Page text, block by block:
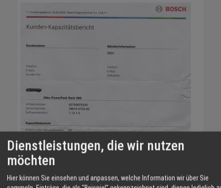
Hier offenbart sich eine bemerkenswerte Heuchelei:
Dienstleistungen, die wir nutzen
möchten
Hier können Sie einsehen und anpassen, welche Information wir über Sie